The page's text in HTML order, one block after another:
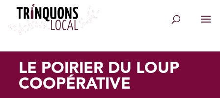
LE POIRIER DU LOUP
COOPÉRATIVE